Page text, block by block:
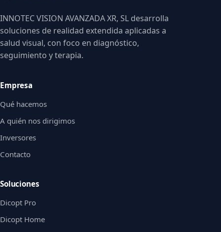
INNOTEC VISION AVANZADA XR, SL desarrolla
soluciones de realidad extendida aplicadas a
salud visual, con foco en diagnóstico,
seguimiento y terapia.
Empresa
Qué hacemos
A quién nos dirigimos
Inversores
Contacto
Soluciones
Dicopt Pro
Dicopt Home